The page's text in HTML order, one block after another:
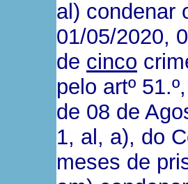
al) condenar
01/05/2020,
de cinco
pelo artº
de 08 de
1, al, a), do
meses de